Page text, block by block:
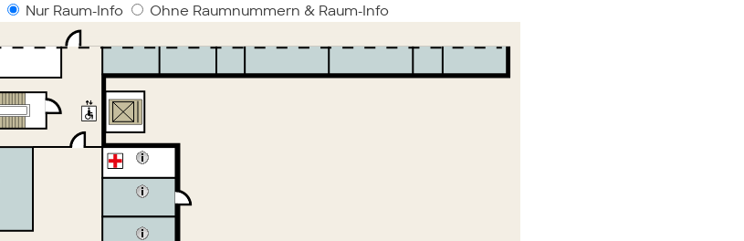
Nur Raum-Info Ohne Raumnummern & Raum-Info